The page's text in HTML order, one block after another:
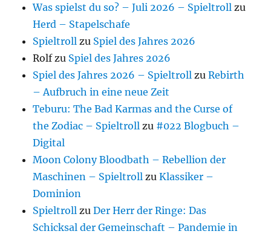
Was spielst du so? – Juli 2026 – Spieltroll zu
Herd – Stapelschafe
Spieltroll zu Spiel des Jahres 2026
Rolfzu Spiel des Jahres 2026
Spiel des Jahres 2026 – Spieltroll zuRebirth
– Aufbruch in eine neue Zeit
Teburu: The Bad Karmas and the Curse of
the Zodiac – Spieltroll zu #022 Blogbuch –
Digital
Moon Colony Bloodbath – Rebellion der
Maschinen – Spieltroll zuKlassiker –
Dominion
Spieltroll zuDer Herr der Ringe: Das
Schicksal der Gemeinschaft – Pandemie in